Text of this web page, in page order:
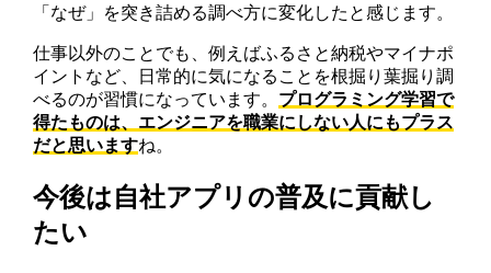
「なぜ」を突き詰める調べ方に変化したと感じます。
仕事以外のことでも、例えばふるさと納税やマイナポ
イントなど、日常的に気になることを根掘り葉掘り調
べるのが習慣になっています。 プログラミング学習で
得たものは、エンジニアを職業にしない人にもプラス
だと思いますね。
今後は自社アプリの普及に貢献し
たい